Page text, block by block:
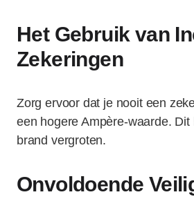
Het Gebruik van
Zekeringen
Zorg ervoor dat je nooit een
een hogere Ampère-waarde.
brand vergroten.
Onvoldoende